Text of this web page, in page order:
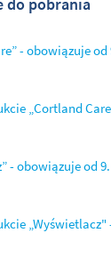
- obowiązuje od
„Cortland
- obowiązuje od
„Wyświetlacz"